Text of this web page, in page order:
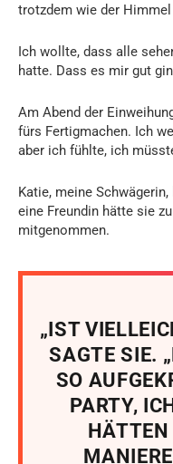
trotzdem wie der
Ich wollte, dass alle
hatte. Dass es mir gut
Am Abend der
fürs Fertigmachen. Ich
aber ich fühlte, ich
Katie, meine
eine Freundin hätte sie
mitgenommen.
„IST
SAGTE SIE.
SO
PARTY,
HÄTTEN